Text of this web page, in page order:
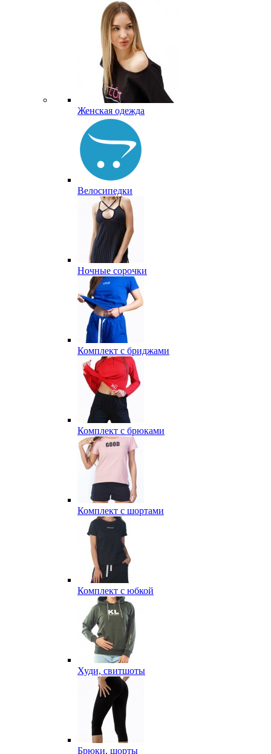
Женская одежда
Велосипедки
Ночные сорочки
Комплект с бриджами
Комплект с брюками
Комплект с шортами
Комплект с юбкой
Худи, свитшоты
Брюки, шорты